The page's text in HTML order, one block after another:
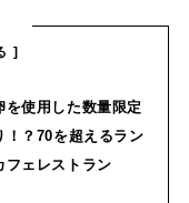
使用した数量限定
！？70を超えるラン
フェレストラン